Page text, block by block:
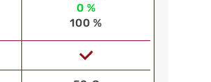
0 %
100 %